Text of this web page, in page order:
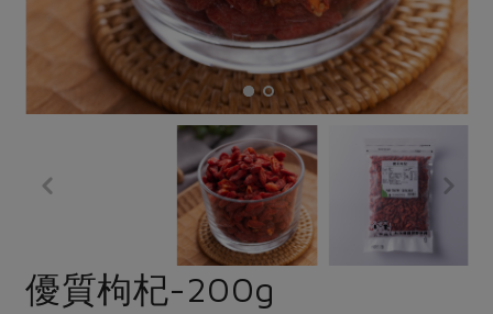
調理食材・點心
調味醬料/南北貨 烘焙
休閒零嘴 沖泡飲品
個人清潔
家庭清潔 織品
烘焙．點心
湯品．鍋物
主題食譜
合作25-精選產品第三彈
更多當季產品
主婦聯盟X樂齡網特約優惠案
2024農業發展計畫年度報告
更多議題活動
惜食
非基改運動 支持本土農糧
廢核運動 能源議題
減塑減廢
公益金 食農教育
生活者e週報
硝酸鹽檢驗
社員權益
選舉專區
優質枸杞-200g